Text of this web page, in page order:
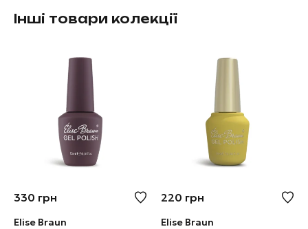
Інші товари колекції
330 грн
Elise Braun
220 грн
Elise Braun